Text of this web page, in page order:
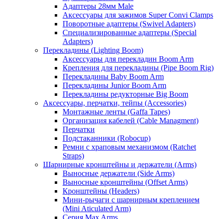
Адаптеры 28мм Male
Аксессуары для зажимов Super Convi Clamps
Поворотные адаптеры (Swivel Adapters)
Специализированные адаптеры (Special
Adapters)
Перекладины (Lighting Boom)
Аксессуары для перекладин Boom Arm
Крепления для перекладины (Pipe Boom Rig)
Перекладины Baby Boom Arm
Перекладины Junior Boom Arm
Перекладины редукторные Big Boom
Аксессуары, перчатки, тейпы (Accessories)
Монтажные ленты (Gaffa Tapes)
Организация кабелей (Cable Managment)
Перчатки
Подстаканники (Robocup)
Ремни с храповым механизмом (Ratchet
Straps)
Шарнирные кронштейны и держатели (Arms)
Выносные держатели (Side Arms)
Выносные кронштейны (Offset Arms)
Кронштейны (Headers)
Мини-рычаги с шарнирным креплением
(Mini Aticulated Arm)
Серия Max Arms